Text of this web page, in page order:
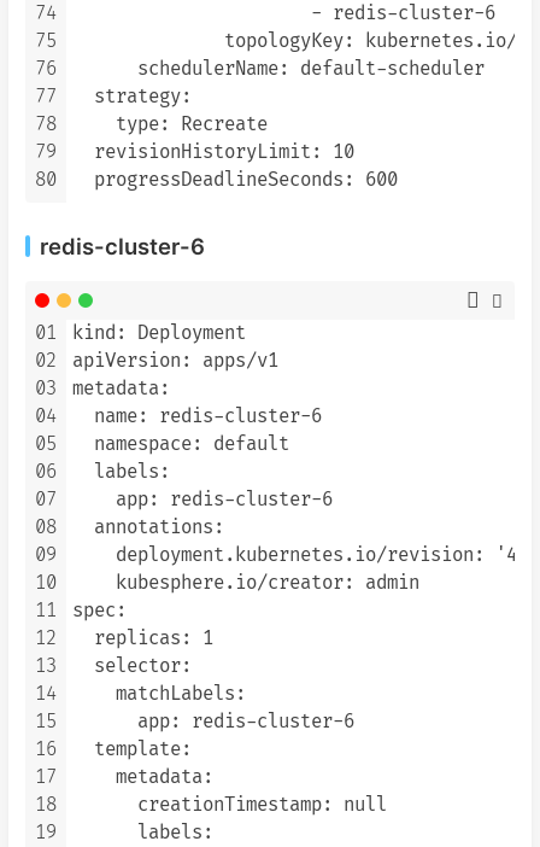
74
75
76
77
78
79
80
                      - redis-cluster-6
topologyKey: kubernetes.io/
      schedulerName: default-scheduler
  strategy:
    type: Recreate
  revisionHistoryLimit: 10
redis-cluster-6
01
02
03
04
05
06
07
08
09
10
11
12
13
14
15
16
17
18
19
kind: Deployment
apiVersion: apps/v1
metadata:
  name: redis-cluster-6
  namespace: default
  labels:
    app: redis-cluster-6
  annotations:
    deployment.kubernetes.io/revision: '4'
    kubesphere.io/creator: admin
spec:
  replicas: 1
  selector:
    matchLabels:
      app: redis-cluster-6
  template:
    metadata:
      creationTimestamp: null
      labels: